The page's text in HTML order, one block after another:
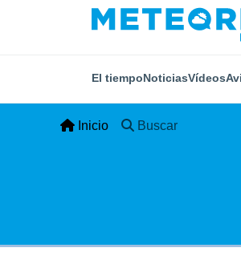
El tiempoNoticiasVídeos
Inicio Buscar